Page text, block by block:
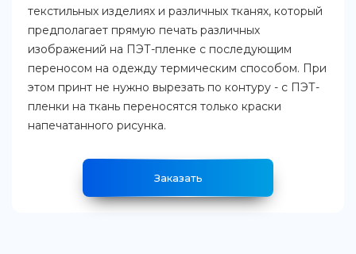
текстильных изделиях и различных тканях, который
предполагает прямую печать различных
изображений на ПЭТ-пленке с последующим
переносом на одежду термическим способом. При
этом принт не нужно вырезать по контуру - с ПЭТ-
пленки на ткань переносятся только краски
напечатанного рисунка.
Заказать